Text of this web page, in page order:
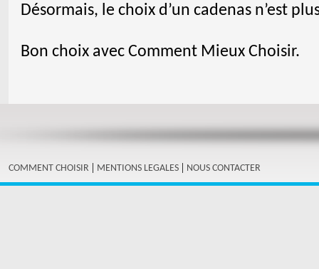
Désormais, le choix d’un cadenas n’est
Bon choix avec Comment Mieux Choisir.
COMMENT CHOISIR | MENTIONS LEGALES | NOUS CONTACTER